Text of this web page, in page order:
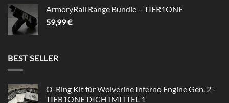
ArmoryRail Range Bundle – TIER1ONE
59,99€
BEST SELLER
O-Ring Kit für Wolverine Inferno Engine Gen. 2 -
TIER1ONE DICHTMITTEL 1